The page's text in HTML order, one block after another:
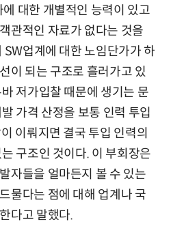
대한 개별적인 능력이 있고
관적인 자료가 없다는 것을
업계에 대한 노임단가가 하
이 되는 구조로 흘러가고 있
저가입찰 때문에 생기는 문
가격 산정을 보통 인력 투입
이뤄지면 결국 투입 인력의
구조인 것이다. 이 부회장은
자들을 얼마든지 볼 수 있는
물다는 점에 대해 업계나 국
다고 말했다.